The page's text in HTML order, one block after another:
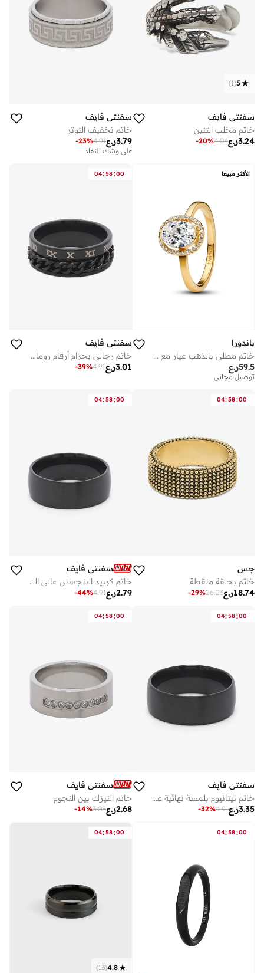
5
(
1
)
سفنتي فايف
خاتم مخلب التنين
ر.ع3.24
4.04
-20%
سفنتي فايف
خاتم تخفيف التوتر
ر.ع3.79
4.91
-23%
على وشك النفاد
الأكثر مبيعا
باندورا
خاتم مطلي بالذهب عيار مع زركونيا مكعب شفاف
ر.ع59.5
توصيل مجاني
04:58:00
سفنتي فايف
خاتم رجالي بحزام أرقام رومانية دوارة
ر.ع3.01
4.91
-39%
04:58:00
جس
خاتم بحلقة منقطة
ر.ع18.74
26.23
-29%
04:58:00
سفنتي فايف
خاتم كربيد التنجستن عالي الجودة
ر.ع2.79
4.91
-44%
04:58:00
سفنتي فايف
خاتم تيتانيوم بلمسة نهائية غير لامعة
ر.ع3.35
4.91
-32%
04:58:00
سفنتي فايف
خاتم النيزك بين النجوم
ر.ع2.68
3.08
-14%
04:58:00
04:58:00
4.8
(
13
)